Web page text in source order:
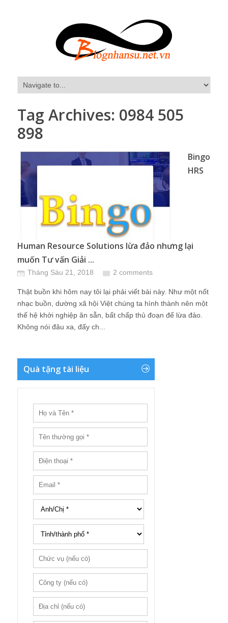
Tag Archives: 0984 505
898
Bingo
HRS
Human Resource Solutions lừa đảo nhưng lại
muốn Tư vấn Giải ...
Tháng Sáu 21, 2018 2 comments
Thật buồn khi hôm nay tôi lại phải viết bài này. Như một nốt
nhạc buồn, dường xã hội Việt chúng ta hình thành nên một
thế hệ khởi nghiệp ăn sẵn, bất chấp thủ đoạn để lừa đảo.
Không nói đâu xa, đấy ch...
Quà tặng tài liệu